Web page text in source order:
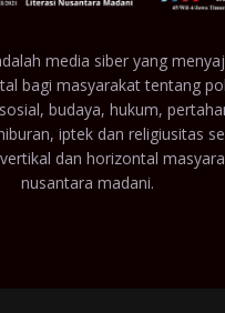
media siber yang
bagi masyarakat tentang
budaya, hukum,
iptek dan religiusitas
dan horizontal
nusantara madani.